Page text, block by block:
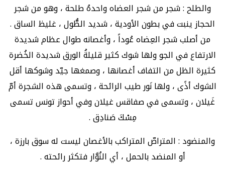
والطلح : شجر من شجر العضاه واحدهُ طلحة ، وهو من شجر
الحجاز ينبت في بطون الأودية ، شديد الطُّول ، غليظ الساق .
من أصلب شجر العِضاه عُوداً ، وأغصانه طوال عظام شديدة
الارتفاع في الجو ولها شوك كثير قليلةُ الورق شديدة الخُضرة
كثيرة الظل من التفاف أغصانها ، وصمغها جيّد وشوكها أقل
الشوك أذًى ، ولها نَور طيب الرائحة ، وتسمى هذه الشجرة أمّ
غَيلان ، وتسمى في صفاقس غيلان وفي أحواز تونس تسمى
مِسْكَ صَنادِق .
والمنضود : المتراصّ المتراكب بالأغصان ليست له سوق بارزة ،
أو المنضد بالحمل ، أي النُوَّار فتكثر رائحته .